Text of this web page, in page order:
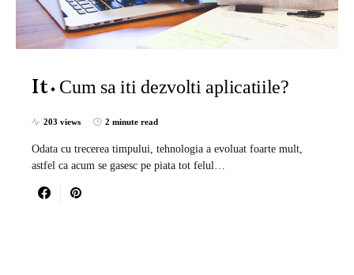
It Cum sa iti dezvolti aplicatiile?
203 views 2 minute read
Odata cu trecerea timpului, tehnologia a evoluat foarte mult,
astfel ca acum se gasesc pe piata tot felul…